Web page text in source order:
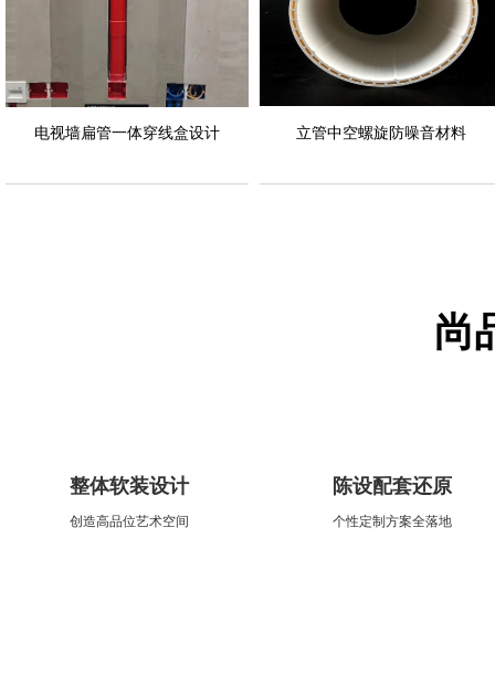
电视墙扁管一体穿线盒设计 立管中空螺旋防噪音材料
尚
整体软装设计
创造高品位艺术空间
陈设配套还原
个性定制方案全落地